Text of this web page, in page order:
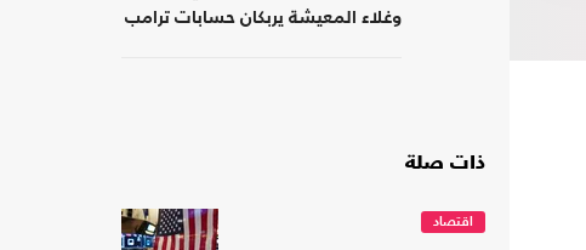
وغلاء المعيشة يربكان حسابات ترامب
ذات صلة
اقتصاد